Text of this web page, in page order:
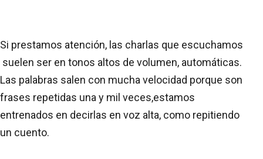
Si prestamos atención, las charlas que escuchamos
suelen ser en tonos altos de volumen, automáticas.
Las palabras salen con mucha velocidad porque son
frases repetidas una y mil veces,estamos
entrenados en decirlas en voz alta, como repitiendo
un cuento.